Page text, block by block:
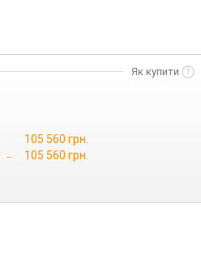
Як купити
105 560 грн.
→
105 560 грн.